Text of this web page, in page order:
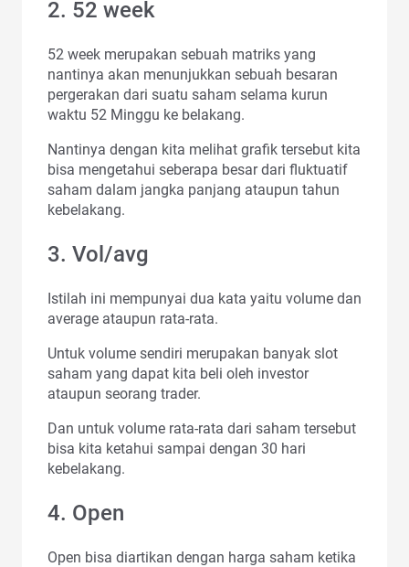
2. 52 week
52 week merupakan sebuah matriks yang
nantinya akan menunjukkan sebuah besaran
pergerakan dari suatu saham selama kurun
waktu 52 Minggu ke belakang.
Nantinya dengan kita melihat grafik tersebut kita
bisa mengetahui seberapa besar dari fluktuatif
saham dalam jangka panjang ataupun tahun
kebelakang.
3. Vol/avg
Istilah ini mempunyai dua kata yaitu volume dan
average ataupun rata-rata.
Untuk volume sendiri merupakan banyak slot
saham yang dapat kita beli oleh investor
ataupun seorang trader.
Dan untuk volume rata-rata dari saham tersebut
bisa kita ketahui sampai dengan 30 hari
kebelakang.
4. Open
Open bisa diartikan dengan harga saham ketika